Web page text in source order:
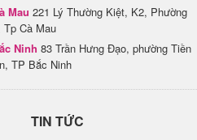
Mau 221 Lý Thường Kiệt, K2, Phường
Tp Cà Mau
Ninh 83 Trần Hưng Đạo, phường Tiền
TP Bắc Ninh
TIN TỨC